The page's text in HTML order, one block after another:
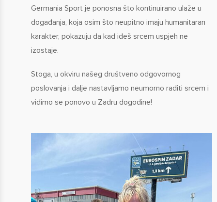
Germania Sport je ponosna što kontinuirano ulaže u
događanja, koja osim što neupitno imaju humanitaran
karakter, pokazuju da kad ideš srcem uspjeh ne
izostaje.
Stoga, u okviru našeg društveno odgovornog
poslovanja i dalje nastavljamo neumorno raditi srcem i
vidimo se ponovo u Zadru dogodine!